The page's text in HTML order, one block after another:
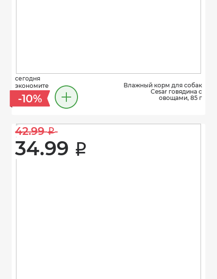
сегодня
экономите
-10%
Влажный корм для собак
Cesar говядина с
овощами, 85 г
42.99 i
34.99 i